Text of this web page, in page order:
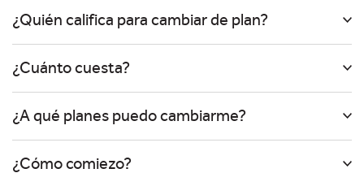
¿Quién califica para cambiar de plan?
¿Cuánto cuesta?
¿A qué planes puedo cambiarme?
¿Cómo comiezo?